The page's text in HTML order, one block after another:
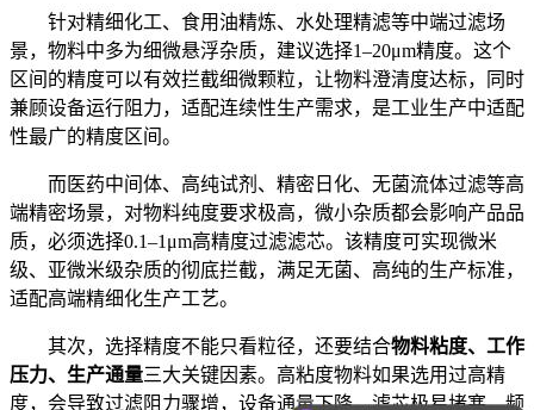
针对精细化工、食用油精炼、水处理精滤等中端过滤场
景，物料中多为细微悬浮杂质，建议选择1–20μm精度。这个
区间的精度可以有效拦截细微颗粒，让物料澄清度达标，同时
兼顾设备运行阻力，适配连续性生产需求，是工业生产中适配
性最广的精度区间。
而医药中间体、高纯试剂、精密日化、无菌流体过滤等高
端精密场景，对物料纯度要求极高，微小杂质都会影响产品品
质，必须选择0.1–1μm高精度过滤滤芯。该精度可实现微米
级、亚微米级杂质的彻底拦截，满足无菌、高纯的生产标准，
适配高端精细化生产工艺。
其次，选择精度不能只看粒径，还要结合物料粘度、工作
压力、生产通量三大关键因素。高粘度物料如果选用过高精
度，会导致过滤阻力骤增，设备通量下降，滤芯极易堵塞，频
可以介绍下你们的产品么